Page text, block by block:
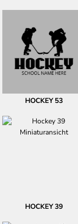
HOCKEY 53
HOCKEY 39